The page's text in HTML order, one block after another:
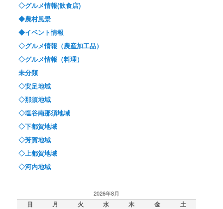
◇グルメ情報(飲食店)
◆農村風景
◆イベント情報
◇グルメ情報（農産加工品）
◇グルメ情報（料理）
未分類
◇安足地域
◇那須地域
◇塩谷南那須地域
◇下都賀地域
◇芳賀地域
◇上都賀地域
◇河内地域
2026年8月
日 月 火 水 木 金 土